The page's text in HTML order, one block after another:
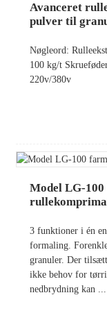
Avanceret
pulver til
Nøgleord:
100 kg/t
220v/380v
Model LG-
3 funktioner i én
formaling.
granuler. Der
ikke behov for
nedbrydning kan ...